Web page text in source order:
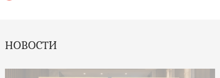
НОВОСТИ